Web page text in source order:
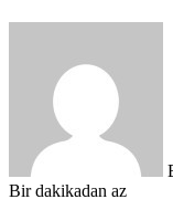
Bir dakikadan az